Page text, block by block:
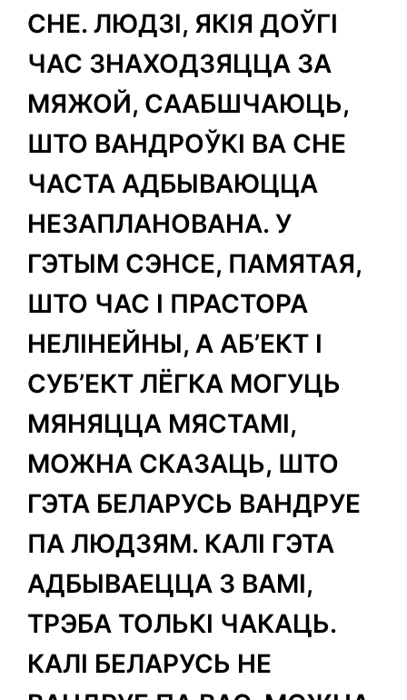
СНЕ. ЛЮДЗІ, ЯКІЯ ДОЎГІ
ЧАС ЗНАХОДЗЯЦЦА ЗА
МЯЖОЙ, СААБШЧАЮЦЬ,
ШТО ВАНДРОЎКІ ВА СНЕ
ЧАСТА АДБЫВАЮЦЦА
НЕЗАПЛАНОВАНА. У
ГЭТЫМ СЭНСЕ, ПАМЯТАЯ,
ШТО ЧАС І ПРАСТОРА
НЕЛІНЕЙНЫ, А АБ’ЕКТ І
СУБ’ЕКТ ЛЁГКА МОГУЦЬ
МЯНЯЦЦА МЯСТАМІ,
МОЖНА СКАЗАЦЬ, ШТО
ГЭТА БЕЛАРУСЬ ВАНДРУЕ
ПА ЛЮДЗЯМ. КАЛІ ГЭТА
АДБЫВАЕЦЦА З ВАМІ,
ТРЭБА ТОЛЬКІ ЧАКАЦЬ.
КАЛІ БЕЛАРУСЬ НЕ